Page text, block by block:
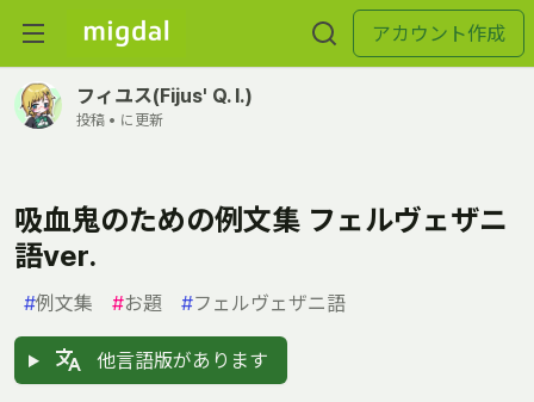
アカウント作成
フィユス(Fijus' Q. I.)
投稿 • に更新
吸血鬼のための例文集 フェルヴェザニ
語ver.
#例文集 #お題 #フェルヴェザニ語
他言語版があります